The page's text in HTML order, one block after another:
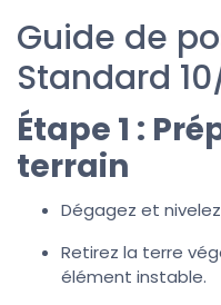
Guide de
Standard
Étape 1 :
terrain
Dégagez et
Retirez la terre
élément instable.